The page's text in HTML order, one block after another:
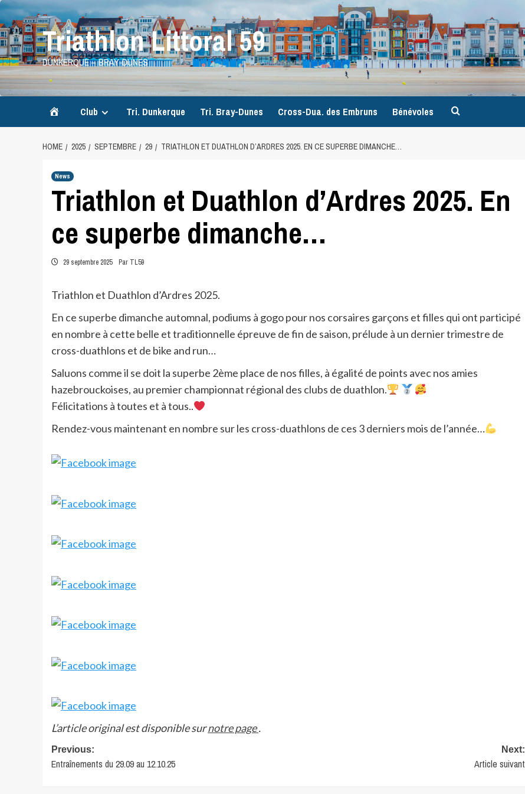
Skip
to
content
Triathlon Littoral 59
DUNKERQUE – BRAY-DUNES
Accueil
Club Tri. Dunkerque Tri. Bray-Dunes Cross-Dua. des Embruns Bénévoles
HOME 2025 SEPTEMBRE 29 TRIATHLON ET DUATHLON D’ARDRES 2025. EN CE SUPERBE DIMANCHE…
News
Triathlon et Duathlon d’Ardres 2025. En
ce superbe dimanche…
29 septembre 2025 Par TL59
Triathlon et Duathlon d’Ardres 2025.
En ce superbe dimanche automnal, podiums à gogo pour nos corsaires garçons et filles qui ont participé
en nombre à cette belle et traditionnelle épreuve de fin de saison, prélude à un dernier trimestre de
cross-duathlons et de bike and run…
Saluons comme il se doit la superbe 2ème place de nos filles, à égalité de points avec nos amies
hazebrouckoises, au premier championnat régional des clubs de duathlon.
Félicitations à toutes et à tous..
Rendez-vous maintenant en nombre sur les cross-duathlons de ces 3 derniers mois de l’année…
L’article original est disponible surnotre page.
Post
navigation
Previous:
Entraînements du 29.09 au 12.10.25
Next:
Article suivant